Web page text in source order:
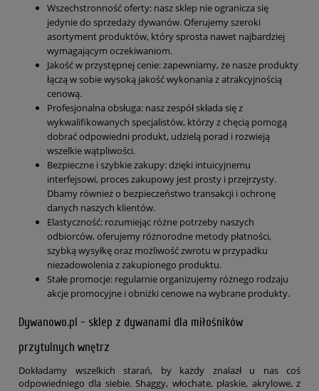
Wszechstronność oferty: nasz sklep nie ogranicza się
jedynie do sprzedaży dywanów. Oferujemy szeroki
asortyment produktów, który sprosta nawet najbardziej
wymagającym oczekiwaniom.
Jakość w przystępnej cenie: zapewniamy, że nasze produkty
łączą w sobie wysoką jakość wykonania z atrakcyjnością
cenową.
Profesjonalna obsługa: nasz zespół składa się z
wykwalifikowanych specjalistów, którzy z chęcią pomogą
dobrać odpowiedni produkt, udzielą porad i rozwieją
wszelkie wątpliwości.
Bezpieczne i szybkie zakupy: dzięki intuicyjnemu
interfejsowi, proces zakupowy jest prosty i przejrzysty.
Dbamy również o bezpieczeństwo transakcji i ochronę
danych naszych klientów.
Elastyczność: rozumiejąc różne potrzeby naszych
odbiorców, oferujemy różnorodne metody płatności,
szybką wysyłkę oraz możliwość zwrotu w przypadku
niezadowolenia z zakupionego produktu.
Stałe promocje: regularnie organizujemy różnego rodzaju
akcje promocyjne i obniżki cenowe na wybrane produkty.
Dywanowo.pl - sklep z dywanami dla miłośników
przytulnych wnętrz
Dokładamy wszelkich starań, by każdy znalazł u nas coś
odpowiedniego dla siebie. Shaggy, włochate, płaskie, akrylowe, z